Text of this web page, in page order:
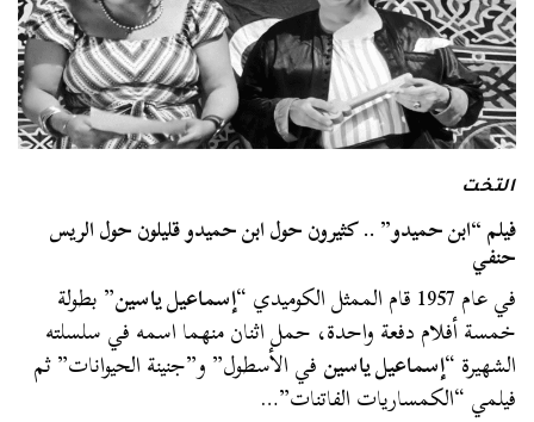
التخت
فيلم “ابن حميدو” .. كثيرون حول ابن حميدو قليلون حول الريس
حنفي
في عام 1957 قام الممثل الكوميدي “ إسماعيل ياسين” بطولة
خمسة أفلام دفعة واحدة، حمل اثنان منهما اسمه في سلسلته
الشهيرة “إسماعيل ياسينفي الأسطول” و”جنينة الحيوانات” ثم
فيلمي “الكمساريات الفاتنات”…